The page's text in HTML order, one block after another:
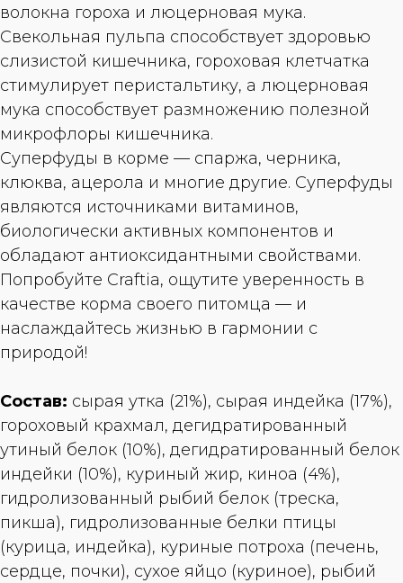
волокна гороха и люцерновая мука.
Свекольная пульпа способствует здоровью
слизистой кишечника, гороховая клетчатка
стимулирует перистальтику, а люцерновая
мука способствует размножению полезной
микрофлоры кишечника.
Суперфуды в корме — спаржа, черника,
клюква, ацерола и многие другие. Суперфуды
являются источниками витаминов,
биологически активных компонентов и
обладают антиоксидантными свойствами.
Попробуйте Craftia, ощутите уверенность в
качестве корма своего питомца — и
наслаждайтесь жизнью в гармонии с
природой!
Состав: сырая утка (21%), сырая индейка (17%),
гороховый крахмал, дегидратированный
утиный белок (10%), дегидратированный белок
индейки (10%), куриный жир, киноа (4%),
гидролизованный рыбий белок (треска,
пикша), гидролизованные белки птицы
(курица, индейка), куриные потроха (печень,
сердце, почки), сухое яйцо (куриное), рыбий